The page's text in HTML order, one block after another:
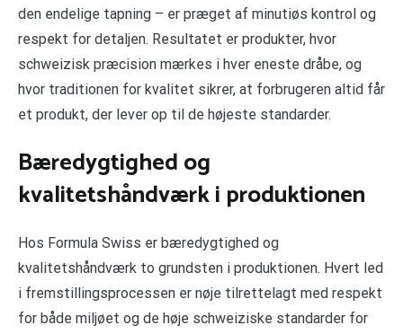
den endelige tapning – er præget af minutiøs kontrol og
respekt for detaljen. Resultatet er produkter, hvor
schweizisk præcision mærkes i hver eneste dråbe, og
hvor traditionen for kvalitet sikrer, at forbrugeren altid får
et produkt, der lever op til de højeste standarder.
Bæredygtighed og
kvalitetshåndværk i produktionen
Hos Formula Swiss er bæredygtighed og
kvalitetshåndværk to grundsten i produktionen. Hvert led
i fremstillingsprocessen er nøje tilrettelagt med respekt
for både miljøet og de høje schweiziske standarder for